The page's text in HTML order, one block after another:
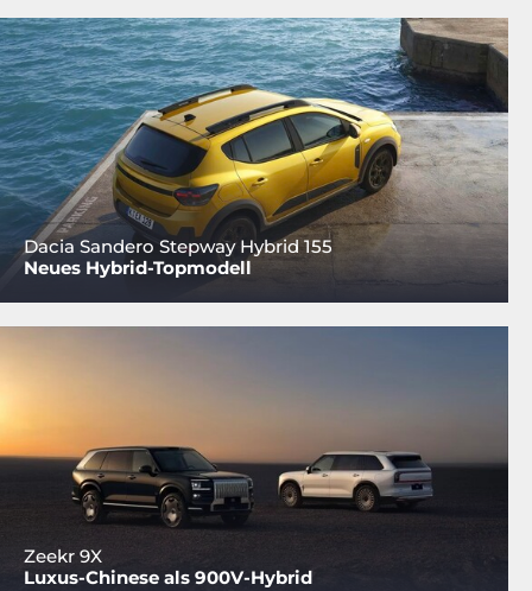
Dacia Sandero Stepway Hybrid 155
Neues Hybrid-Topmodell
Zeekr 9X
Luxus-Chinese als 900V-Hybrid